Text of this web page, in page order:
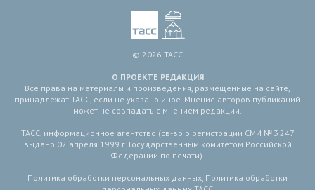
© 2026 ТАСС
О ПРОЕКТЕ РЕДАКЦИЯ
Все права на материалы и произведения, размещенные на сайте,
принадлежат ТАСС, если не указано иное. Мнение авторов публикаций
может не совпадать с мнением редакции.
ТАСС, информационное агентство (св-во о регистрации СМИ № 3 247
выдано 02 апреля 1999 г. Государственным комитетом Российской
Федерации по печати).
Политика обработки персональных данных, Политика обработки